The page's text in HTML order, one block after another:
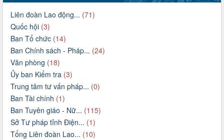
Liên đoàn Lao động... (71)
Quốc hội (3)
Ban Tổ chức (14)
Ban Chính sách - Pháp... (24)
Văn phòng (18)
Ủy ban Kiểm tra (3)
Trung tâm tư vấn pháp... (0)
Ban Tài chính (1)
Ban Tuyên giáo - Nữ... (115)
Sở Tư pháp tỉnh Điện... (1)
Tổng Liên đoàn Lao... (10)